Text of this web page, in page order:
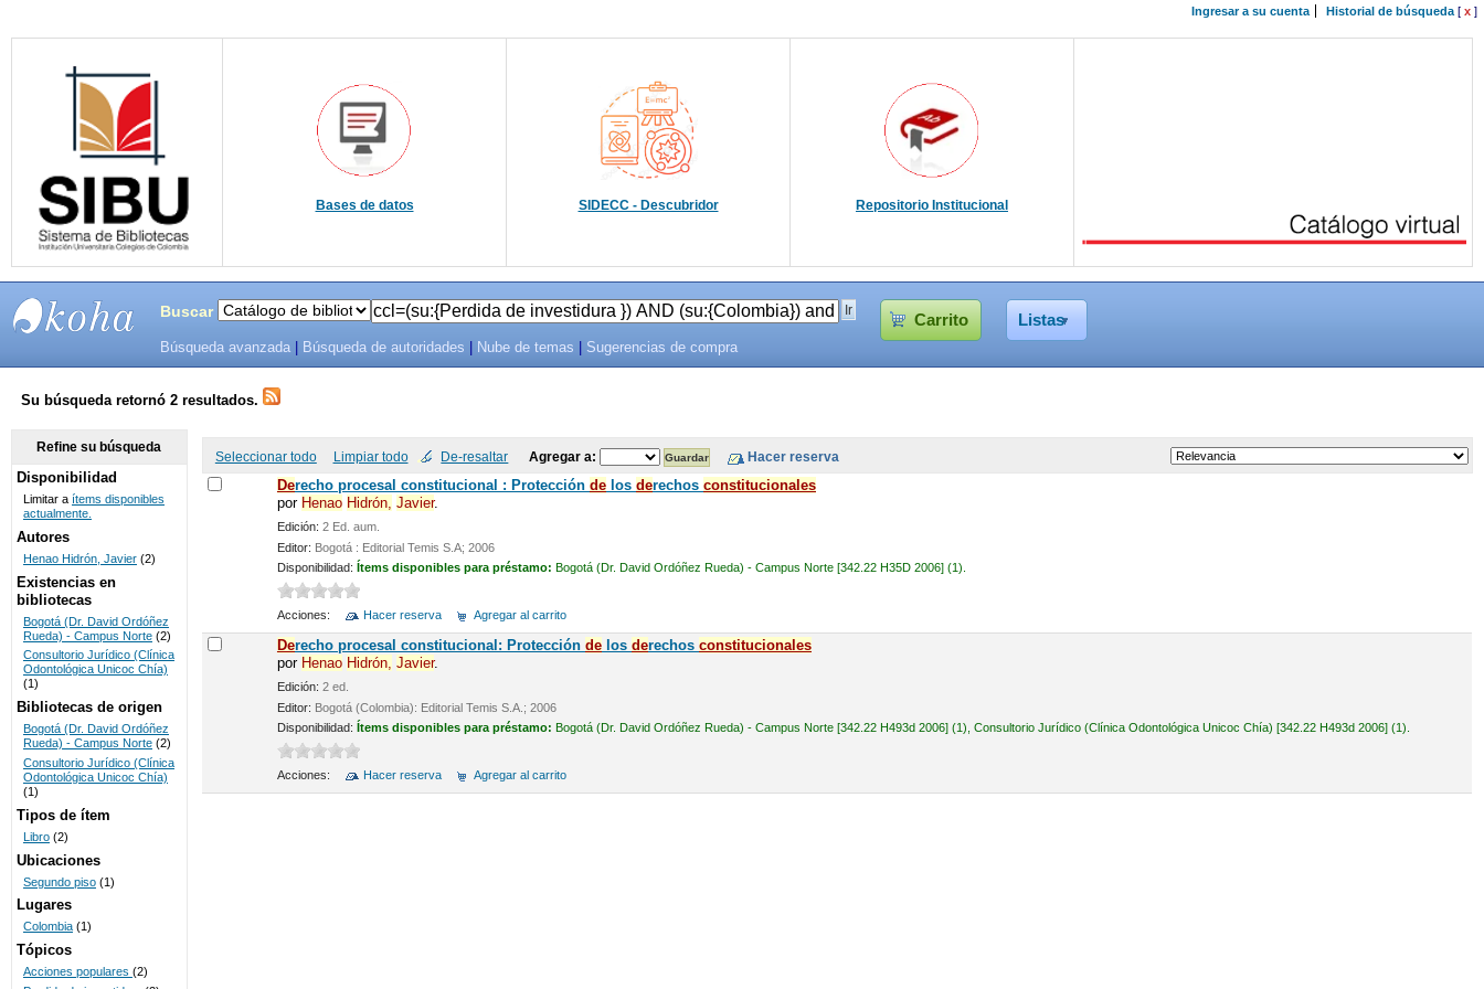
Ingresar a su cuenta Historial de búsqueda[ x ]
Bases de datos SIDECC - Descubridor Repositorio Institucional
SISTEMAS
DE
BIBLIOTECAS
UNICOC
Buscar Carrito Listas
Búsqueda avanzada Búsqueda de autoridades Nube de temas Sugerencias de compra
Su búsqueda retornó 2 resultados.
Seleccionar todo Limpiar todo De-resaltar Agregar a:
Derecho procesal constitucional : Protección delos derechos constitucionales
por Henao Hidrón, Javier.
Edición: 2 Ed. aum.
Editor: Bogotá : Editorial Temis S.A; 2006
Disponibilidad: Ítems disponibles para préstamo: Bogotá (Dr. David Ordóñez Rueda) - Campus Norte [342.22 H35D 2006] (1).
Acciones: Hacer reserva Agregar al carrito
Derecho procesal constitucional: Protección delos derechos constitucionales
por Henao Hidrón, Javier.
Edición: 2 ed.
Editor: Bogotá (Colombia): Editorial Temis S.A.; 2006
Disponibilidad: Ítems disponibles para préstamo: Bogotá (Dr. David Ordóñez Rueda) - Campus Norte [342.22 H493d 2006] (1), Consultorio Jurídico (Clínica Odontológica Unicoc Chía) [342.22 H493d 2006] (1).
Acciones: Hacer reserva Agregar al carrito
Refine su búsqueda
Disponibilidad
Limitar a ítems disponibles
actualmente.
Autores
Henao Hidrón, Javier (2)
Existencias en
bibliotecas
Bogotá (Dr. David Ordóñez
Rueda) - Campus Norte (2)
Consultorio Jurídico (Clínica
Odontológica Unicoc Chía)
(1)
Bibliotecas de origen
Bogotá (Dr. David Ordóñez
Rueda) - Campus Norte (2)
Consultorio Jurídico (Clínica
Odontológica Unicoc Chía)
(1)
Tipos de ítem
Libro (2)
Ubicaciones
Segundo piso (1)
Lugares
Colombia (1)
Tópicos
Acciones populares (2)